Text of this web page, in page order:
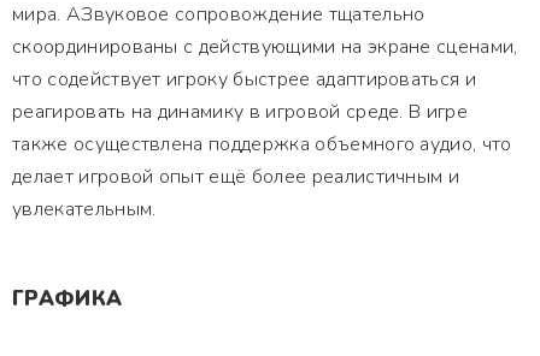
мира. АЗвуковое сопровождение тщательно
скоординированы с действующими на экране сценами,
что содействует игроку быстрее адаптироваться и
реагировать на динамику в игровой среде. В игре
также осуществлена поддержка объемного аудио, что
делает игровой опыт ещё более реалистичным и
увлекательным.
ГРАФИКА